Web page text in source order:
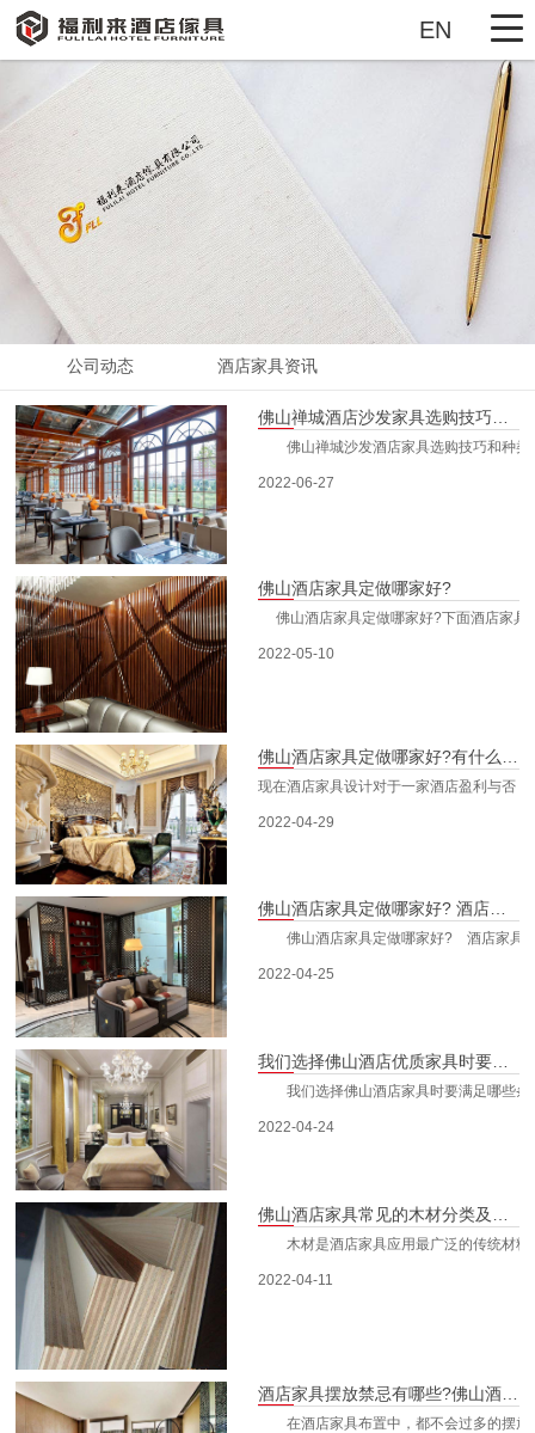
酒店活动家具
酒店固装家具
豪宅精装房家具
展示厅VR
工厂实景
工程案例
新闻动态
EN
公司动态 酒店家具资讯
佛山禅城酒店沙发家具选购技巧和种类
佛山禅城沙发酒店家具选购技巧和种类
2022-06-27
佛山酒店家具定做哪家好?
佛山酒店家具定做哪家好?下面酒店家具
2022-05-10
现在酒店家具设计对于一家酒店盈利与否
2022-04-29
佛山酒店家具定做哪家好? 酒店家具常用材料又有哪些呢?
佛山酒店家具定做哪家好? 酒店家具常用
2022-04-25
我们选择佛山酒店优质家具时要满足哪些条件呢?
我们选择佛山酒店家具时要满足哪些条
2022-04-24
木材是酒店家具应用最广泛的传统材料,
2022-04-11
酒店家具摆放禁忌有哪些?佛山酒店家具摆放风水
在酒店家具布置中，都不会过多的摆放家